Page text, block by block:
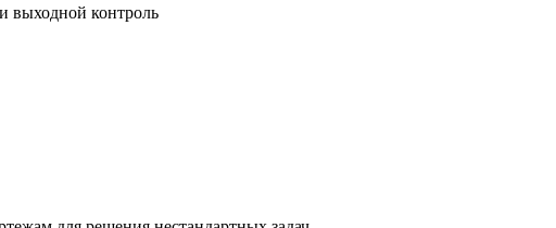
выходной контроль